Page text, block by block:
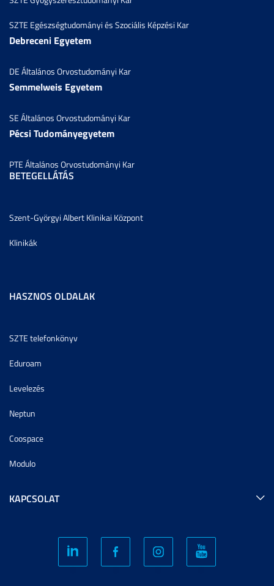
SZTE Egészségtudományi és Szociális Képzési Kar
Debreceni Egyetem
DE Általános Orvostudományi Kar
Semmelweis Egyetem
SE Általános Orvostudományi Kar
Pécsi Tudományegyetem
PTE Általános Orvostudományi Kar
BETEGELLÁTÁS
Szent-Györgyi Albert Klinikai Központ
Klinikák
HASZNOS OLDALAK
SZTE telefonkönyv
Eduroam
Levelezés
Neptun
Coospace
Modulo
KAPCSOLAT